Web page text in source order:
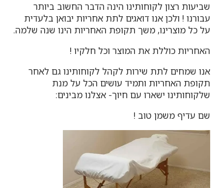
שביעות רצון לקוחותינו הינה הדבר החשוב ביותר
עבורנו ! ולכן אנו דואגים לתת אחריות יבואן בלעדית
על כל מוצרינו, משך תקופת האחריות הינו שנה שלמה.
האחריות כוללת את המוצר וכל חלקיו !
אנו שמחים לתת שירות לקהל לקוחותינו גם לאחר
תקופת האחריות ותמיד עושים הכל על מנת
שלקוחותינו ישארו עם חיוך- אצלנו מבינים:
שם עדיף משמן טוב !